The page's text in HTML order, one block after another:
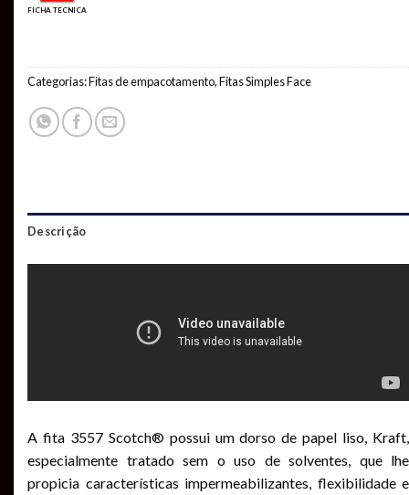
FICHA TECNICA
Categorias:Fitas de empacotamento,Fitas Simples Face
Descrição
A fita 3557 Scotch® possui um dorso de papel liso, Kraft,
especialmente tratado sem o uso de solventes, que lhe
propicia características impermeabilizantes, flexibilidade e